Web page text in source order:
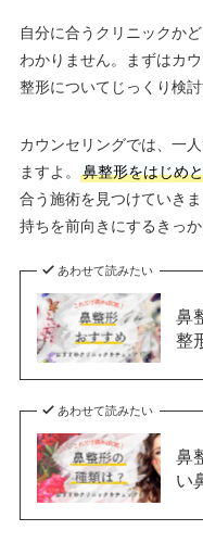
自分に合うクリニックか
わかりません。まずはカ
整形についてじっくり検
カウンセリングでは、一
ますよ。
鼻整形をはじめ
合う施術を見つけていき
持ちを前向きにするきっ
あわせて読みたい
鼻
整
あわせて読みたい
鼻
い